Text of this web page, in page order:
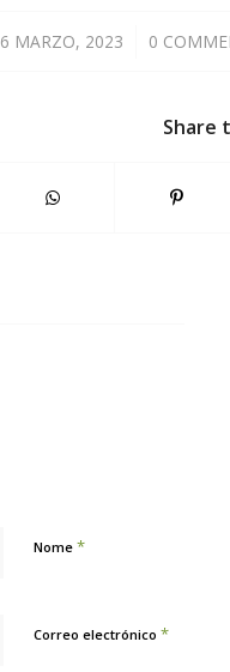
6 MARZO, 2023
/ 0 /
Share
Nome *
Correo electrónico *